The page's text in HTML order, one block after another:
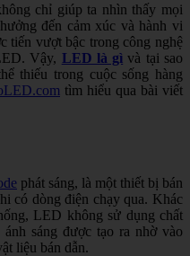
chỉ giúp ta nhìn thấy mọi
đến cảm xúc và hành vi
tiến vượt bậc trong công nghệ
Vậy, LED là gì và tại sao
thiếu trong cuộc sống hàng
tìm hiểu qua bài viết
phát sáng, là một thiết bị bán
có dòng điện chạy qua. Khác
LED không sử dụng chất
sáng được tạo ra nhờ vào
liệu bán dẫn.